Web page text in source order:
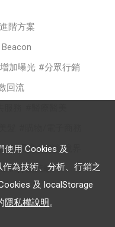
階方案
Beacon
增加曝光
分眾行銷
回流
電商行銷新境界
LAP行銷策略
使用 Cookies 及
為技術、分析、行銷之
及 localStorage
隱私權說明。